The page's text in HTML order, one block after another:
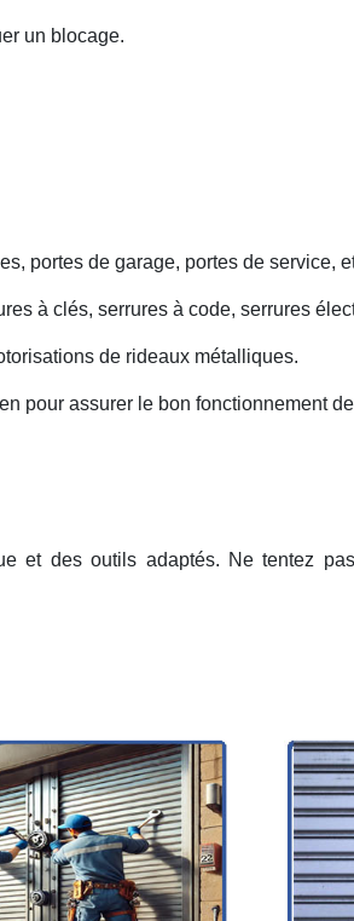
un blocage.
portes de garage, portes de service,
à clés, serrures à code, serrures
de rideaux métalliques.
pour assurer le bon fonctionnement
et des outils adaptés. Ne tentez